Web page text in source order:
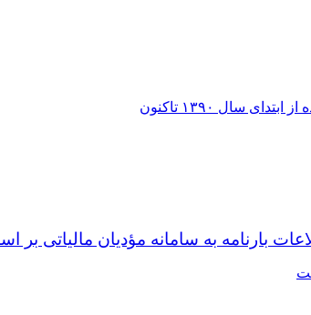
سال ۱۳۹۰ تاکنون
به سامانه مؤدیان مالیاتی بر اساس الگوی